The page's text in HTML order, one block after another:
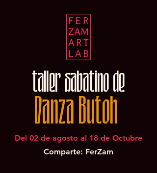
taller sabatino de
Danza Butoh
Del 02 de agosto al 18 de Octubre
Comparte: FerZam